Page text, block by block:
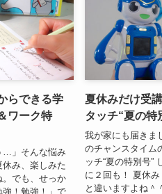
らできる学
ワーク特
…」そんな悩み
み、楽しみた
。でも、せっか
強！勉強！」で
夏休みだけ受
タッチ“夏の特
我が家にも届きま
のチャンスタイム
ッチ“夏の特別号”
に２回も！ 夏休
と違いますよね＾